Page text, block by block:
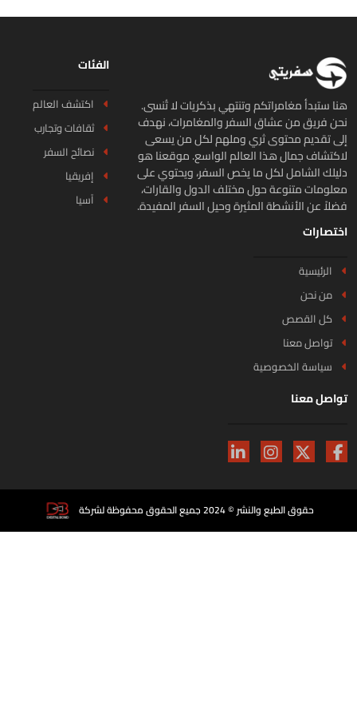
ستبدأ مغامراتكم وتنتهي بذكريات لا تُنسى.
فريق من عشاق السفر والمغامرات، نهدف
تقديم محتوى ثري وملهم لكل من يسعى
جمال هذا العالم الواسع. موقعنا هو
الشامل لكل ما يخص السفر، ويحتوي على
متنوعة حول مختلف الدول والقارات،
عن الأنشطة المثيرة وحيل السفر المفيدة.
الفئات
اكتشف العالم
ثقافات وتجارب
نصائح السفر
إفريقيا
آسيا
الرئيسية
من نحن
كل القصص
تواصل معنا
سياسة الخصوصية
معنا
حقوق الطبع والنشر © 2024 جميع الحقوق محفوظة لشركة